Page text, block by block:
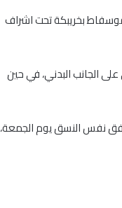
بخريبكة تحت اشراف
الجانب البدني، في حين
وفق نفس النسق يوم الجمعة،